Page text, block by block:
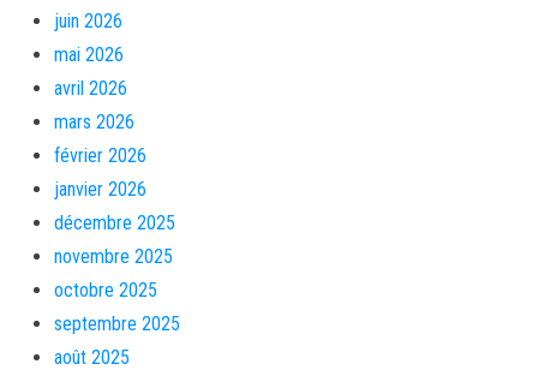
juin 2026
mai 2026
avril 2026
mars 2026
février 2026
janvier 2026
décembre 2025
novembre 2025
octobre 2025
septembre 2025
août 2025